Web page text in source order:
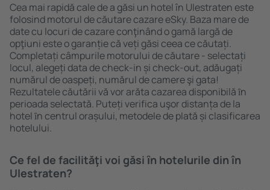
Cea mai rapidă cale de a găsi un hotel în Ulestraten este
folosind motorul de căutare cazare eSky. Baza mare de
date cu locuri de cazare conţinând o gamă largă de
opţiuni este o garanție că veți găsi ceea ce căutați.
Completați câmpurile motorului de căutare - selectați
locul, alegeți data de check-in și check-out, adăugați
numărul de oaspeți, numărul de camere şi gata!
Rezultatele căutării vă vor arăta cazarea disponibilă ȋn
perioada selectată. Puteți verifica uşor distanța de la
hotel ȋn centrul orașului, metodele de plată și clasificarea
hotelului.
Ce fel de facilităţi voi găsi ȋn hotelurile din în
Ulestraten?